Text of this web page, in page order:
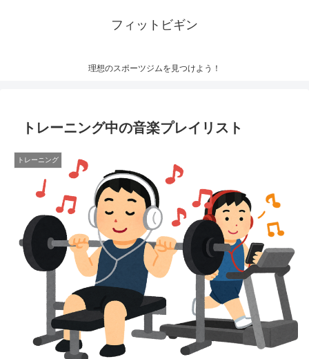
フィットビギン
理想のスポーツジムを見つけよう！
トレーニング中の音楽プレイリスト
トレーニング